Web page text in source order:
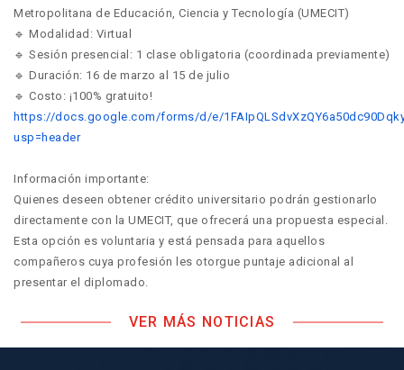
Metropolitana de Educación, Ciencia y Tecnología (UMECIT)
🔹 Modalidad: Virtual
🔹 Sesión presencial: 1 clase obligatoria (coordinada previamente)
🔹 Duración: 16 de marzo al 15 de julio
🔹 Costo: ¡100% gratuito!
https://docs.google.com/forms/d/e/
usp=header
Información importante:
Quienes deseen obtener crédito universitario podrán gestionarlo
directamente con la UMECIT, que ofrecerá una propuesta especial.
Esta opción es voluntaria y está pensada para aquellos
compañeros cuya profesión les otorgue puntaje adicional al
presentar el diplomado.
VER MÁS NOTICIAS